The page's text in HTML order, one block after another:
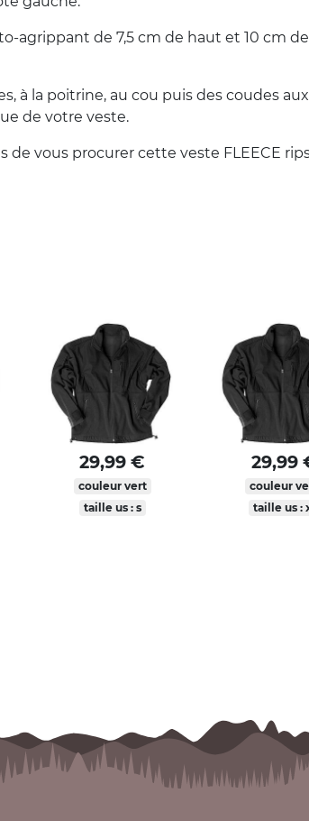
de 7,5 cm de haut et 10 cm
à la poitrine, au cou puis des coudes
de votre veste.
de vous procurer cette veste FLEECE
29,99 €
couleur vert
taille us : s
29,99
couleur
taille us :